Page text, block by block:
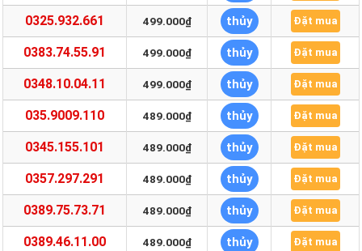
0325.932.661 499.000₫ thủy Đặt mua
0383.74.55.91 499.000₫ thủy Đặt mua
0348.10.04.11 499.000₫ thủy Đặt mua
035.9009.110 489.000₫ thủy Đặt mua
0345.155.101 489.000₫ thủy Đặt mua
0357.297.291 489.000₫ thủy Đặt mua
0389.75.73.71 489.000₫ thủy Đặt mua
0389.46.11.00 489.000₫ thủy Đặt mua